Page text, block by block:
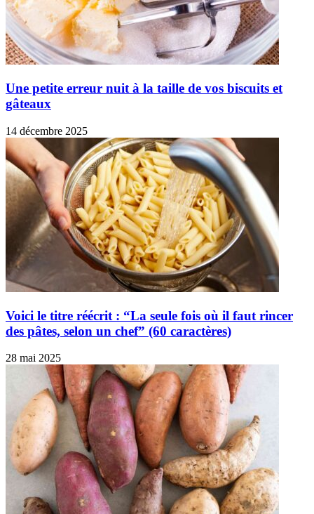
Une petite erreur nuit à la taille de vos biscuits et
gâteaux
14 décembre 2025
Voici le titre réécrit : “La seule fois où il faut rincer
des pâtes, selon un chef” (60 caractères)
28 mai 2025